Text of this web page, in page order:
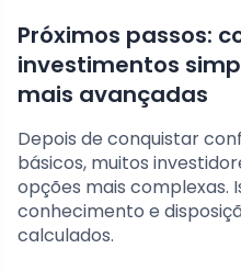
Próximos passos:
investimentos
mais avançadas
Depois de conquistar
básicos, muitos
opções mais complexas.
conhecimento e
calculados.